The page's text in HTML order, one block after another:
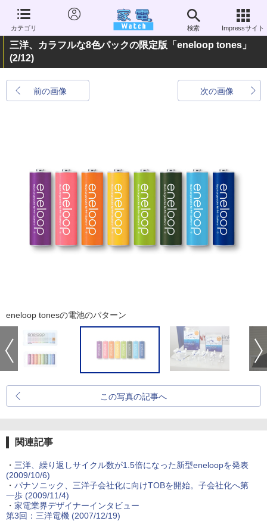
カテゴリ 検索 Impressサイト
三洋、カラフルな8色パックの限定版「eneloop tones」
(2/12)
前の画像 次の画像
eneloop tonesの電池のパターン
この写真の記事へ
関連記事
・ 三洋、繰り返しサイクル数が1.5倍になった新型eneloopを発表
(2009/10/6)
・ パナソニック、三洋子会社化に向けTOBを開始。子会社化へ第
一歩 (2009/11/4)
・ 家電業界デザイナーインタビュー
第3回：三洋電機 (2007/12/19)